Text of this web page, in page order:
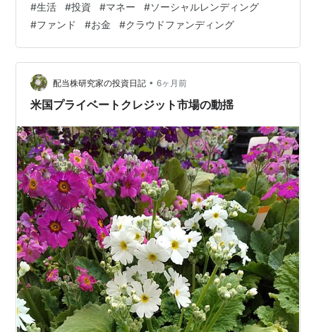
があり（泣）、この今の⤵️状況を記録しておく。 （ソーシ
ャルレンディングとは、 ソーシャルレンディング -
Wikipedia ） BANKERS ： CROWD CREDIT 時代に購入
し、BANKERS に統合されてからもロシアとウクライナ
情勢により遅延…
#生活 #投資 #マネー #ソーシャルレンディング
#ファンド #お金 #クラウドファンディング
配当株研究家の投資日記 • 6ヶ月前
米国プライベートクレジット市場の動揺